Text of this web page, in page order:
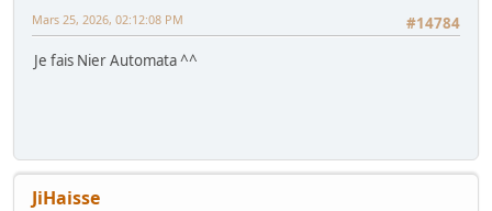
#14784
Mars 25, 2026, 02:12:08 PM
Je fais Nier Automata ^^
JiHaisse